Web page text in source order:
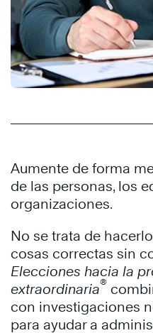
Aumente de forma
de las personas, los
organizaciones.
No se trata de
cosas correctas sin
Elecciones hacia la
extraordinaria®
con investigaciones
para ayudar a